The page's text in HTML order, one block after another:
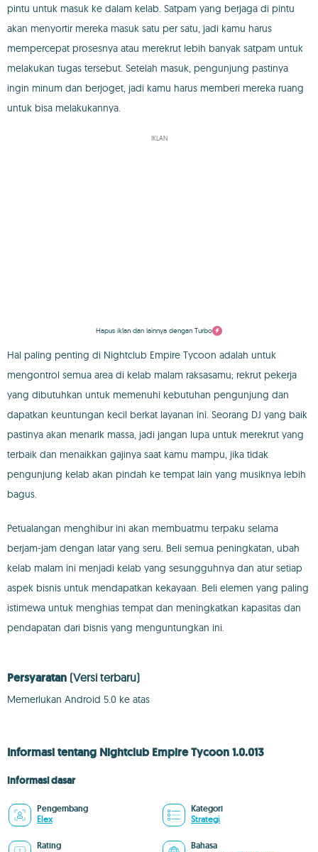
pintu untuk masuk ke dalam kelab. Satpam yang berjaga di pintu
akan menyortir mereka masuk satu per satu, jadi kamu harus
mempercepat prosesnya atau merekrut lebih banyak satpam untuk
melakukan tugas tersebut. Setelah masuk, pengunjung pastinya
ingin minum dan berjoget, jadi kamu harus memberi mereka ruang
untuk bisa melakukannya.
IKLAN
Hapus iklan dan lainnya dengan Turbo
Hal paling penting di Nightclub Empire Tycoon adalah untuk
mengontrol semua area di kelab malam raksasamu; rekrut pekerja
yang dibutuhkan untuk memenuhi kebutuhan pengunjung dan
dapatkan keuntungan kecil berkat layanan ini. Seorang DJ yang baik
pastinya akan menarik massa, jadi jangan lupa untuk merekrut yang
terbaik dan menaikkan gajinya saat kamu mampu, jika tidak
pengunjung kelab akan pindah ke tempat lain yang musiknya lebih
bagus.
Petualangan menghibur ini akan membuatmu terpaku selama
berjam-jam dengan latar yang seru. Beli semua peningkatan, ubah
kelab malam ini menjadi kelab yang sesungguhnya dan atur setiap
aspek bisnis untuk mendapatkan kekayaan. Beli elemen yang paling
istimewa untuk menghias tempat dan meningkatkan kapasitas dan
pendapatan dari bisnis yang menguntungkan ini.
Persyaratan (Versi terbaru)
Memerlukan Android 5.0 ke atas
Informasi tentang Nightclub Empire Tycoon 1.0.013
Informasi dasar
Pengembang
Elex
Kategori
Strategi
Rating Bahasa